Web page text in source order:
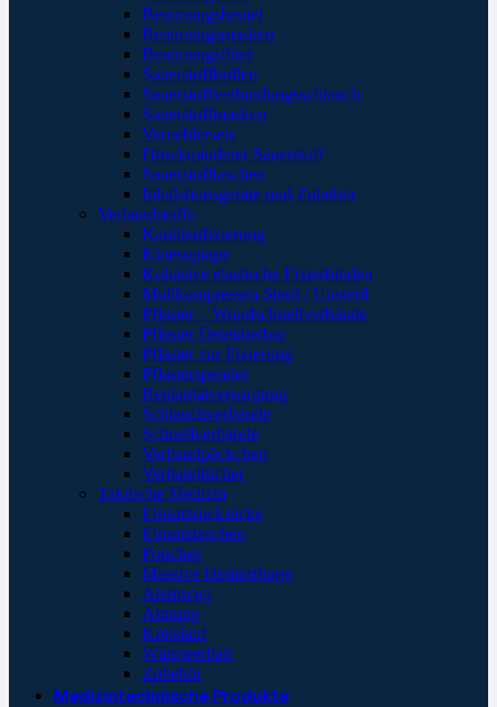
Beatmungsbeutel
Beatmungsmasken
Beatmungsfilter
Sauerstoffbrillen
Sauerstoffverbindungsschlauch
Sauerstoffmasken
Verneblersets
Druckminderer Sauerstoff
Sauerstofftaschen
Inhalationsgeräte und Zubehör
Verbandstoffe
Kanülenfixierung
Kinesoptape
Kohäsive elastische Fixierbinden
Mullkompressen Steril / Unsteril
Pflaster – Wundschnellverbände
Pflaster Detektierbar
Pflaster zur Fixierung
Pflasterspender
Replantatversorgung
Schlauchverbände
Schnellverbände
Verbandpäckchen
Verbandtücher
Taktische Medizin
Einsatzrucksäcke
Einsatztaschen
Pouches
Massive Hemorrhage
Atemweg
Atmung
Kreislauf
Wärmeerhalt
Zubehör
Medizintechnische Produkte